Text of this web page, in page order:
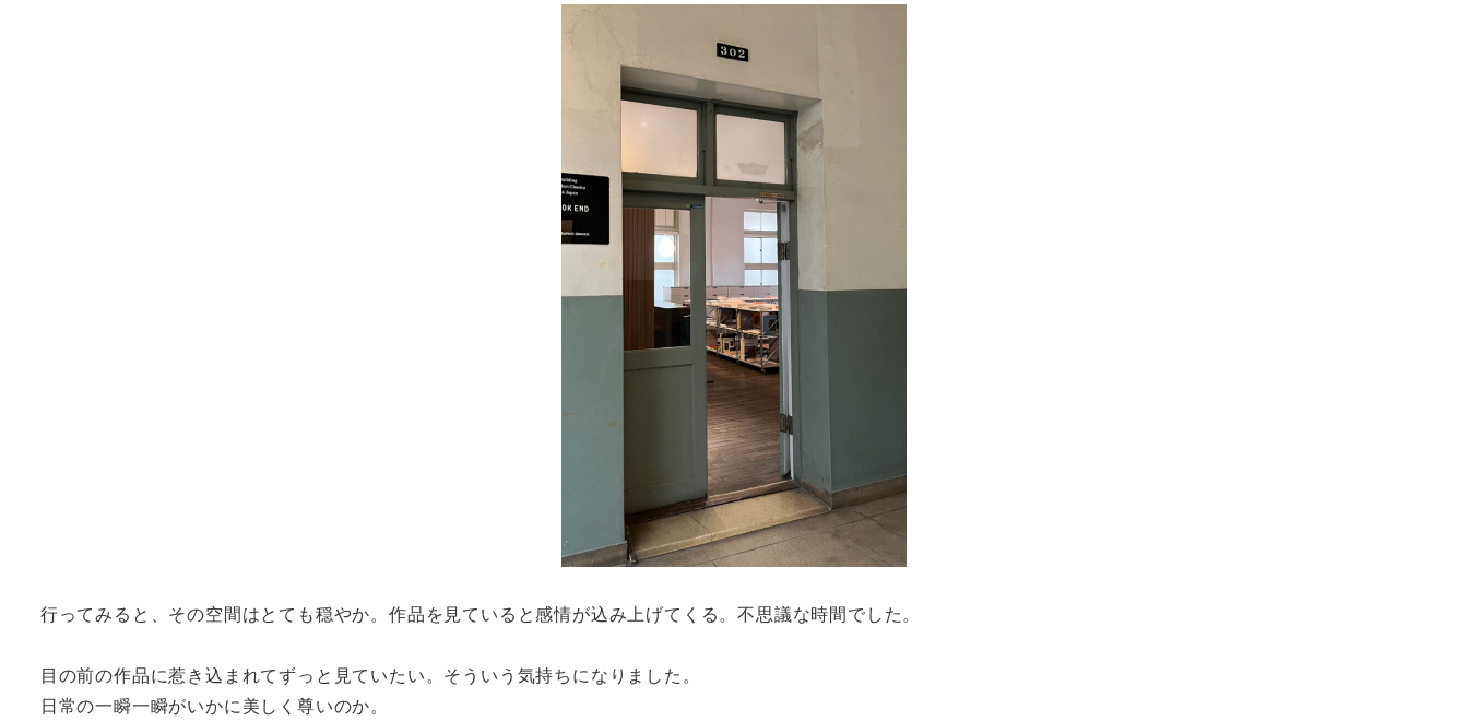
行ってみると、その空間はとても穏やか。作品を見ていると感情が込み上げてくる。不思議な時間でした。
目の前の作品に惹き込まれてずっと見ていたい。そういう気持ちになりました。
日常の一瞬一瞬がいかに美しく尊いのか。